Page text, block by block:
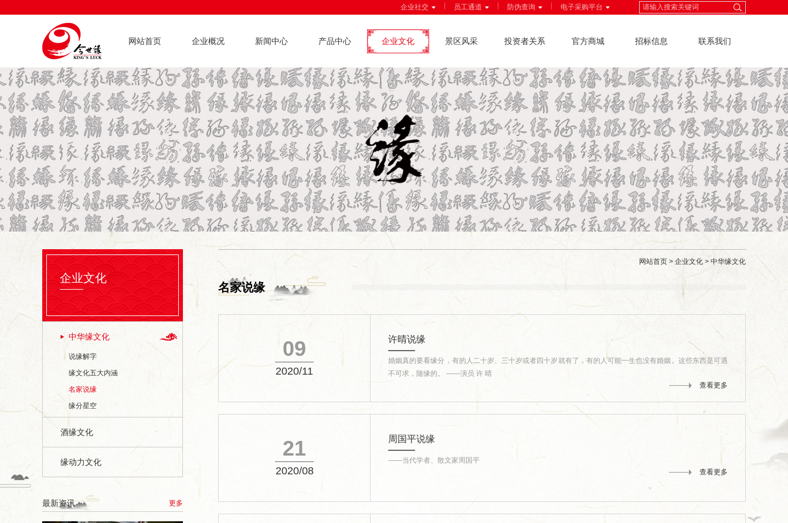
企业社交 员工通道 防伪查询 电子采购平台
网站首页 企业概况 新闻中心 产品中心 企业文化 景区风采 投资者关系 官方商城 招标信息 联系我们
企业文化
中华缘文化
说缘解字
缘文化五大内涵
名家说缘
缘分星空
酒缘文化
缘动力文化
最新资讯 更多
网站首页 > 企业文化 > 中华缘文化
名家说缘
09
2020/11
许晴说缘
婚姻真的要看缘分，有的人二十岁、三十岁或者四十岁就有了，有的人可能一生也没有婚姻。这些东西是可遇
不可求，随缘的。 ——演员 许 晴
查看更多
21
2020/08
周国平说缘
——当代学者、散文家周国平
查看更多